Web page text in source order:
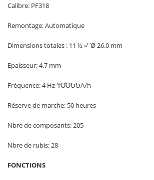
Calibre: PF318
Remontage: Automatique
Dimensions totales : 11 ½ »’ ʹØ 26.0 mm
Epaisseur: 4.7 mm
Fréquence: 4 Hz ʹϮϴ͛ϴϬϬA/h
Réserve de marche: 50 heures
Nbre de composants: 205
Nbre de rubis: 28
FONCTIONS